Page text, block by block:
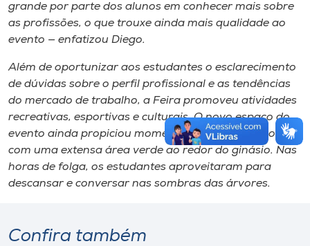
grande por parte dos alunos em conhecer mais sobre
as profissões, o que trouxe ainda mais qualidade ao
evento — enfatizou Diego.
Além de oportunizar aos estudantes o esclarecimento
de dúvidas sobre o perfil profissional e as tendências
do mercado de trabalho, a Feira promoveu atividades
recreativas, esportivas e culturais. O novo espaço do
evento ainda propiciou momentos de lazer, por contar
com uma extensa área verde ao redor do ginásio. Nas
horas de folga, os estudantes aproveitaram para
descansar e conversar nas sombras das árvores.
Confira também